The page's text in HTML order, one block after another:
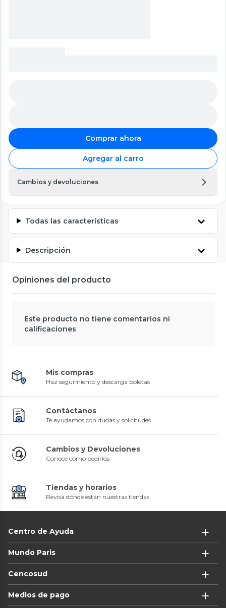
Comprar ahora
Agregar al carro
Cambios y devoluciones
Todas las características
Descripción
Opiniones del producto
Este producto no tiene comentarios ni
calificaciones
Mis compras
Haz seguimiento y descarga boletas
Contáctanos
Te ayudamos con dudas y solicitudes
Cambios y Devoluciones
Conoce cómo pedirlos
Tiendas y horarios
Revisa dónde están nuestras tiendas
Centro de Ayuda
Mundo Paris
Cencosud
Medios de pago